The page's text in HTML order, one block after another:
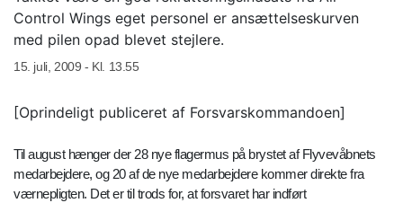
Control Wings eget personel er ansættelseskurven
med pilen opad blevet stejlere.
15. juli, 2009 - Kl. 13.55
[Oprindeligt publiceret af Forsvarskommandoen]
Til august hænger der 28 nye flagermus på brystet af Flyvevåbnets
medarbejdere, og 20 af de nye medarbejdere kommer direkte fra
værnepligten. Det er til trods for, at forsvaret har indført